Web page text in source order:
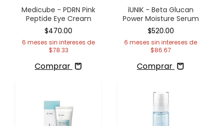
Medicube - PDRN Pink
Peptide Eye Cream
$470.00
6 meses sin intereses de
$78.33
Comprar
íUNIK - Beta Glucan
Power Moisture Serum
$520.00
6 meses sin intereses de
$86.67
Comprar